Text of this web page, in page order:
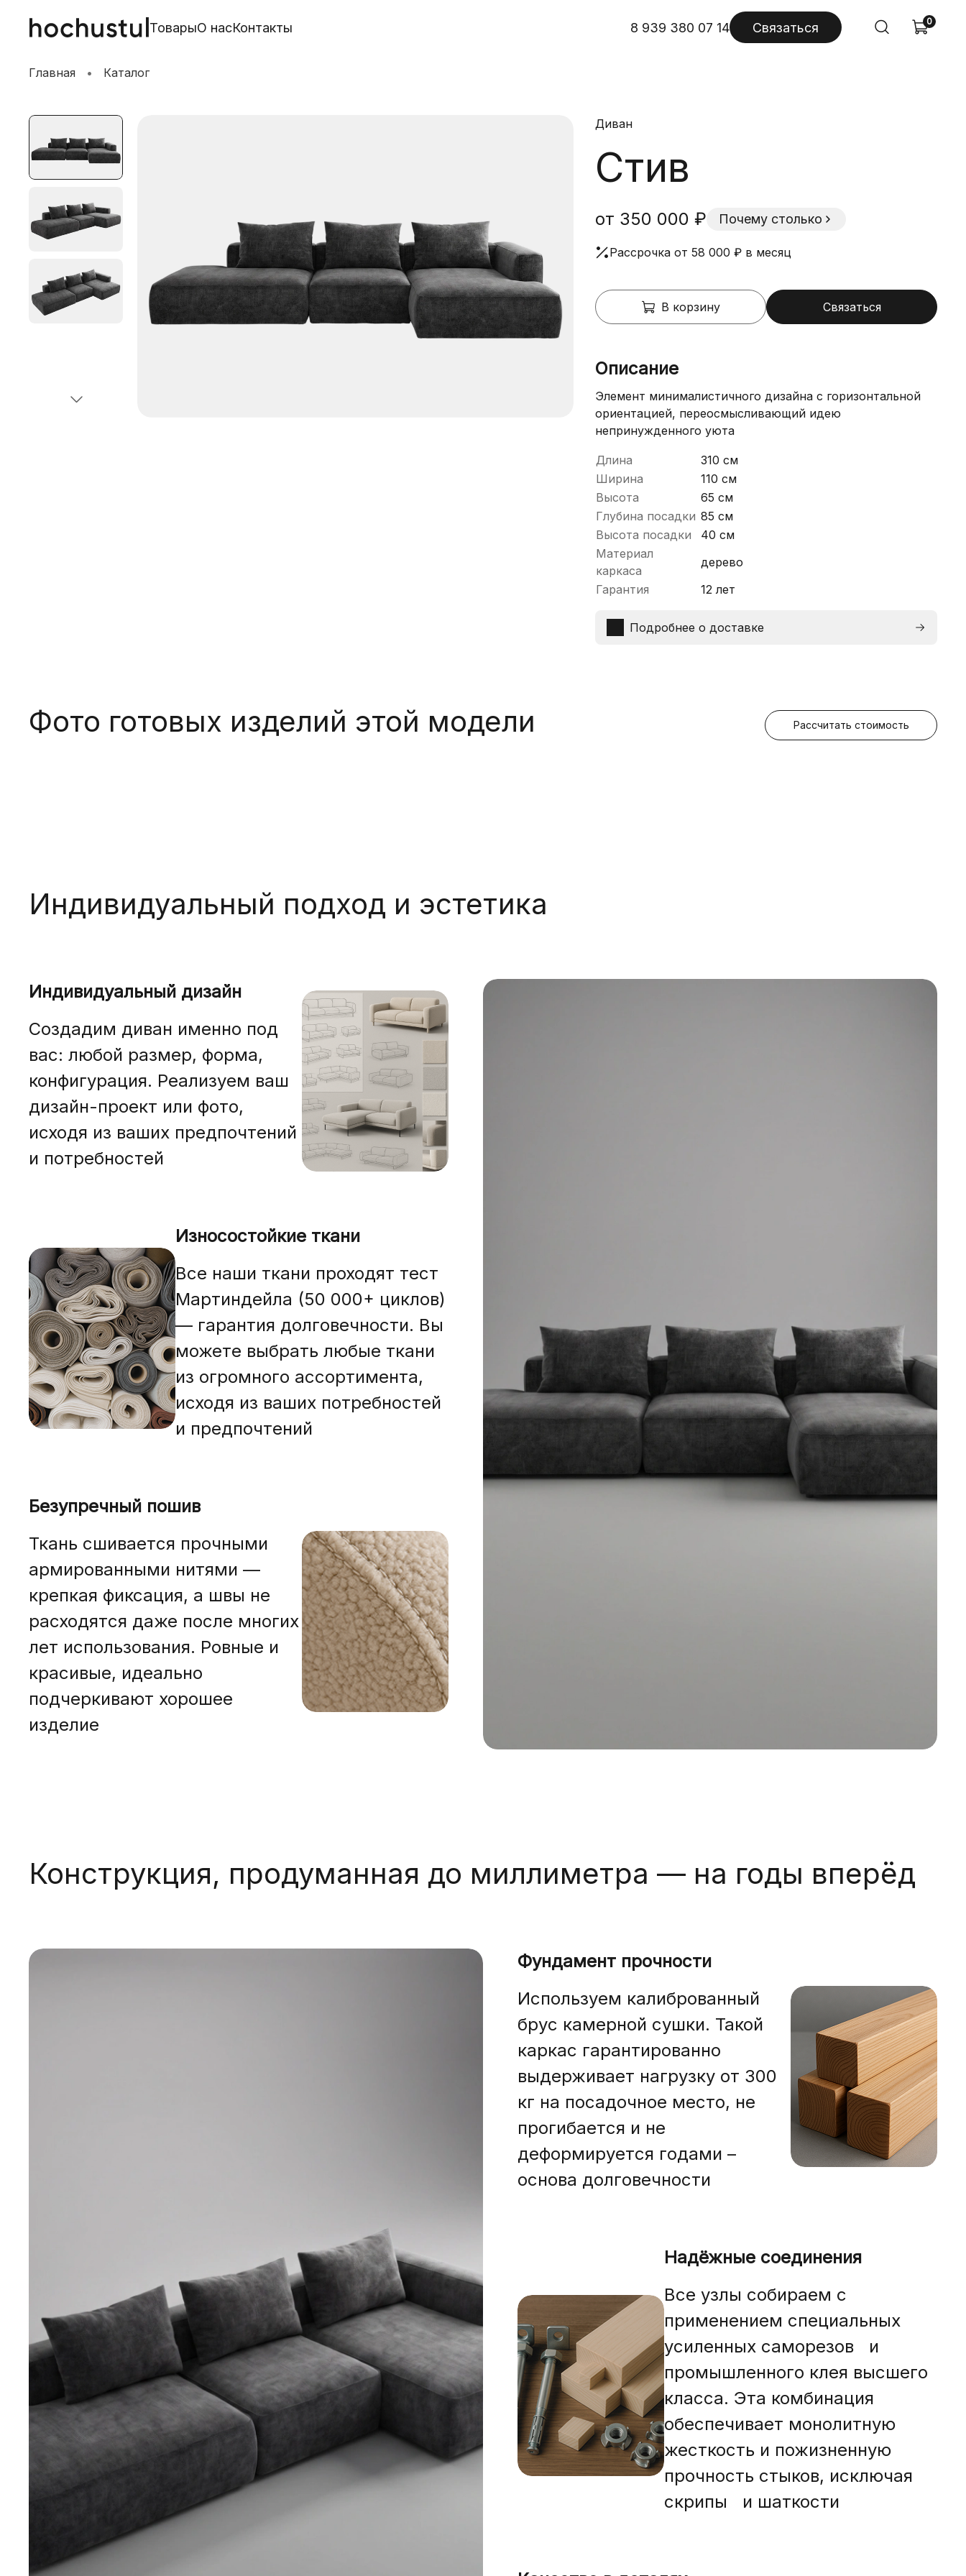
ТоварыО насКонтакты 8 939 380 07 14 Связаться 0
Главная Каталог
Диван
Стив
от 350 000 ₽ Почему столько
Рассрочка от 58 000 ₽ в месяц
В корзину Связаться
Описание
Элемент минималистичного дизайна с горизонтальной
ориентацией, переосмысливающий идею
непринужденного уюта
Длина
310 см
Ширина
110 см
Высота
65 см
Глубина посадки 85 см
Высота посадки
40 см
Материал
каркаса
дерево
Гарантия
12 лет
Подробнее о доставке
Фото готовых изделий этой модели Рассчитать стоимость
Индивидуальный подход и эстетика
Индивидуальный дизайн
Создадим диван именно под
вас: любой размер, форма,
конфигурация. Реализуем ваш
дизайн-проект или фото,
исходя из ваших предпочтений
и потребностей
Износостойкие ткани
Все наши ткани проходят тест
Мартиндейла (50 000+ циклов)
— гарантия долговечности. Вы
можете выбрать любые ткани
из огромного ассортимента,
исходя из ваших потребностей
и предпочтений
Безупречный пошив
Ткань сшивается прочными
армированными нитями —
крепкая фиксация, а швы не
расходятся даже после многих
лет использования. Ровные и
красивые, идеально
подчеркивают хорошее
изделие
Конструкция, продуманная до миллиметра — на годы вперёд
Фундамент прочности
Используем калиброванный
брус камерной сушки. Такой
каркас гарантированно
выдерживает нагрузку от 300
кг на посадочное место, не
прогибается и не
деформируется годами –
основа долговечности
Надёжные соединения
Все узлы собираем с
применением специальных
усиленных саморезов и
промышленного клея высшего
класса. Эта комбинация
обеспечивает монолитную
жесткость и пожизненную
прочность стыков, исключая
скрипы и шаткости